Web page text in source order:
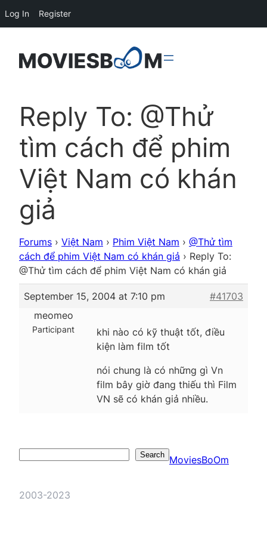
Reply To: @Thử
tìm cách để phim
Việt Nam có khán
giả
Forums › Việt Nam › Phim Việt Nam › @Thử tìm
cách để phim Việt Nam có khán giả › Reply To:
@Thử tìm cách để phim Việt Nam có khán giả
September 15, 2004 at 7:10 pm
#41703
meomeo
Participant
khi nào có kỹ thuật tốt, điều
kiện làm film tốt
nói chung là có những gì Vn
film bây giờ đang thiếu thì Film
VN sẽ có khán giả nhiều.
Search MoviesBoOm
2003-2023
Log In Register